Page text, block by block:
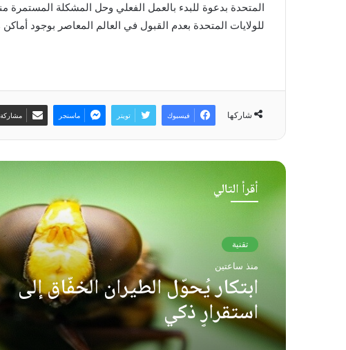
المتحدة بدعوة للبدء بالعمل الفعلي وحل المشكلة المستمرة
للولايات المتحدة بعدم القبول في العالم المعاصر بوجود
شاركها فيسبوك تويتر ماسنجر مشاركة
أقرأ التالي
تقنية
منذ ساعتين
ابتكار يُحوّل الطيران الخفّاق إلى
استقرارٍ ذكي